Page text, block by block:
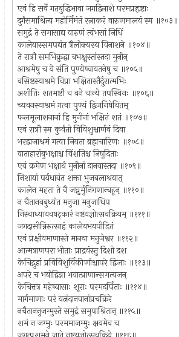
एवं हि सर्वे गतबुद्धिभावा जगद्विनाशे परमप्रहृष्टाः
दुर्गंसमाश्रित्य महोर्मिमंतं रत्नाकरं वारुणमालयं स्म ॥१०३॥
समुद्रं ते समासाद्य वारुणं त्वंभसां निधिं
कालेयास्समपद्यंत त्रैलोक्यस्य विनाशने ॥१०४॥
ते रात्रौ समभिक्रुद्धा बभक्षुस्तांस्तदा मुनीन्
आश्रमेषु च ये संति पुण्येष्वायतनेषु च ॥१०५॥
वसिष्ठस्याश्रमे विप्रा भक्षितास्तैर्दुरात्मभिः
अशीतिः शतमष्टौ च वने चान्ये तपस्विनः ॥१०६॥
च्यवनस्याश्रमं गत्वा पुण्यं द्विजनिषेवितम्
फलमूलाशनानां हि मुनीनां भक्षितं शतं ॥१०७॥
एवं रात्रौ स्म कुर्वंतो विविशुश्चार्णवं दिवा
भरद्वाजाश्रमं गत्वा नियता ब्रह्मचारिणः ॥१०८॥
वाताहारांबुभक्षाश्च विंशतिश्च निषूदिताः
एवं क्रमेण भक्षार्थं मुनीनां दानवास्तदा ॥१०९॥
निशायां पर्यधावंत शक्ता भुजबलाश्रयात्
कालेन महता ते वै जघ्नुर्मुनिगणान्बहून् ॥११०॥
न चैतानवबुध्यंत मनुजा मनुजाधिप
निस्वाध्यायवषट्कारं नष्टयज्ञोत्सवक्रियम् ॥१११॥
जगदासीन्निरुत्साहं कालेयभयपीडितं
एवं प्रक्षीयमाणास्ते मानवा मनुजेश्वर ॥११२॥
आत्मत्राणपरा भीताः प्राद्रवंस्तु दिशो दश
केचिद्गुहां प्रविविशुर्विकीर्णाश्चापरे द्विजाः ॥११३॥
अपरे च भयोद्विग्ना भयात्प्राणान्समत्यजन्
केचित्तत्र महेष्वासाः शूराः परमदर्पिताः ॥११४॥
मार्गमाणाः परं यत्नंदानवानांप्रचक्रिरे
नचैताननुजग्मुस्ते समुद्रं समुपाश्रितान् ॥११५॥
शमं न जग्मुः परममाजग्मुः क्षयमेव च